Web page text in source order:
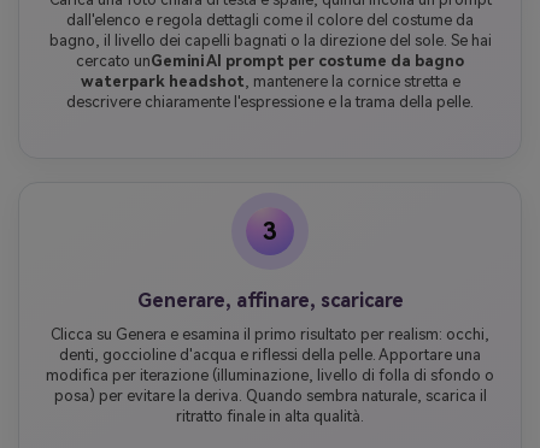
dall'elenco e regola dettagli come il colore del costume da
bagno, il livello dei capelli bagnati o la direzione del sole. Se hai
cercato unGemini AI prompt per costume da bagno
waterpark headshot , mantenere la cornice stretta e
descrivere chiaramente l'espressione e la trama della pelle.
3
Generare, affinare, scaricare
Clicca su Genera e esamina il primo risultato per realism: occhi,
denti, goccioline d'acqua e riflessi della pelle. Apportare una
modifica per iterazione (illuminazione, livello di folla di sfondo o
posa) per evitare la deriva. Quando sembra naturale, scarica il
ritratto finale in alta qualità.